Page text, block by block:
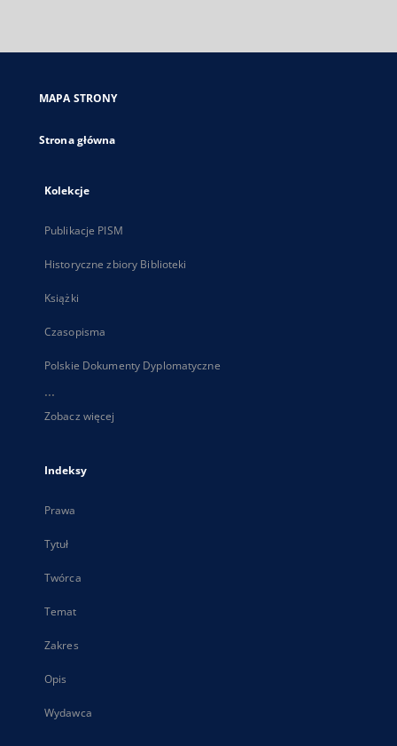
się
karcie
MAPA STRONY
Strona główna
Kolekcje
Publikacje PISM
Historyczne zbiory Biblioteki
Książki
Czasopisma
Polskie Dokumenty Dyplomatyczne
...
Zobacz więcej
Indeksy
Prawa
Tytuł
Twórca
Temat
Zakres
Opis
Wydawca